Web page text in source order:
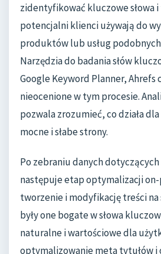
zidentyfikować kluczowe słowa
potencjalni klienci używają do
produktów lub usług
Narzędzia do badania słów
Google Keyword Planner, Ahrefs
nieocenione w tym procesie.
pozwala zrozumieć, co działa
mocne i słabe strony.
Po zebraniu danych
następuje etap optymalizacji
tworzenie i modyfikację treści
były one bogate w słowa
naturalne i wartościowe dla
optymalizowanie meta tytułów i